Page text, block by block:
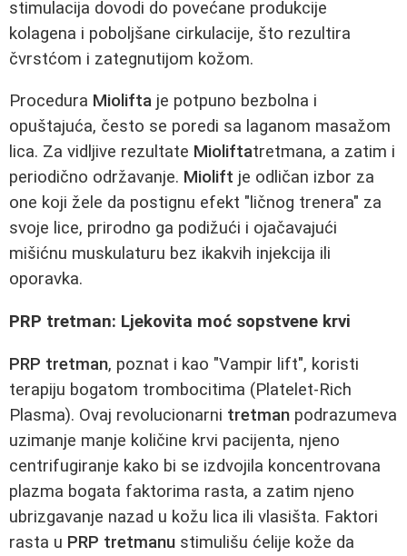
stimulacija dovodi do povećane produkcije
kolagena i poboljšane cirkulacije, što rezultira
čvrstćom i zategnutijom kožom.
Procedura Miolifta je potpuno bezbolna i
opuštajuća, često se poredi sa laganom masažom
lica. Za vidljive rezultate Mioliftatretmana, a zatim i
periodično održavanje. Miolift je odličan izbor za
one koji žele da postignu efekt "ličnog trenera" za
svoje lice, prirodno ga podižući i ojačavajući
mišićnu muskulaturu bez ikakvih injekcija ili
oporavka.
PRP tretman: Ljekovita moć sopstvene krvi
PRP tretman, poznat i kao "Vampir lift", koristi
terapiju bogatom trombocitima (Platelet-Rich
Plasma). Ovaj revolucionarni tretman podrazumeva
uzimanje manje količine krvi pacijenta, njeno
centrifugiranje kako bi se izdvojila koncentrovana
plazma bogata faktorima rasta, a zatim njeno
ubrizgavanje nazad u kožu lica ili vlasišta. Faktori
rasta u PRP tretmanu stimulišu ćelije kože da